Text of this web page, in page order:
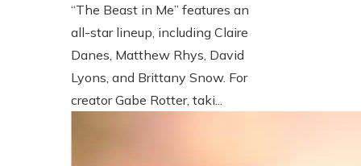
“The Beast in Me” features an
all-star lineup, including Claire
Danes, Matthew Rhys, David
Lyons, and Brittany Snow. For
creator Gabe Rotter, taki...